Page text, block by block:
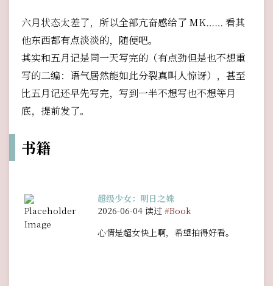
六月状态太差了，所以全部亢奋感给了 MK…… 看其
他东西都有点淡淡的，随便吧。
其实和五月记是同一天写完的（有点劲但是也不想重
写的二编：语气居然能如此分裂真叫人惊讶），甚至
比五月记还早先写完，写到一半不想写也不想等月
底，提前发了。
书籍
超级少女：明日之姝
2026-06-04 读过 #Book
心情是超女快上啊，希望拍得好看。